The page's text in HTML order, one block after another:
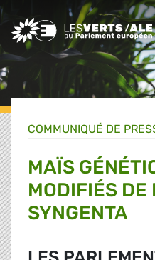
Greens/EFA Home
COMMUNIQUÉ DE
MAÏS
MODIFIÉS DE
SYNGENTA